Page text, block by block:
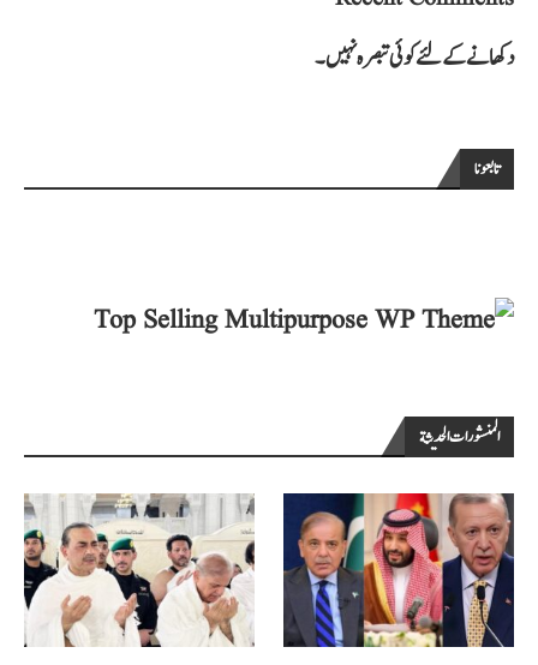
دکھانے کے لئے کوئی تبصرہ نہیں۔
تابعونا
المنشورات الحديثة